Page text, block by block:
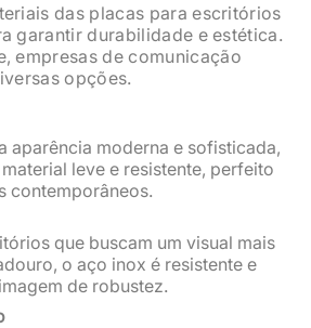
das placas para escritórios
garantir durabilidade e estética.
empresas de comunicação
opções.
aparência moderna e sofisticada,
leve e resistente, perfeito
contemporâneos.
que buscam um visual mais
o aço inox é resistente e
de robustez.